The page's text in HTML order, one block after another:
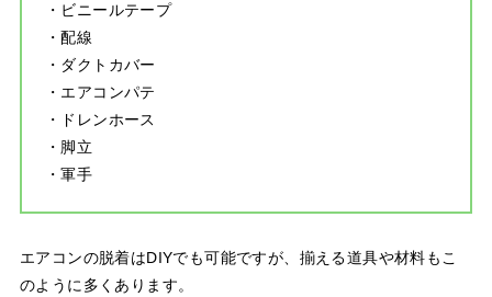
・ビニールテープ
・配線
・ダクトカバー
・エアコンパテ
・ドレンホース
・脚立
・軍手
エアコンの脱着はDIYでも可能ですが、揃える道具や材料もこ
のように多くあります。